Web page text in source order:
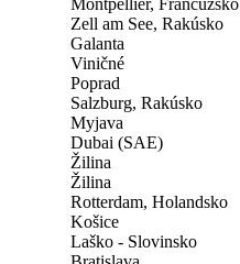
Zell am See, Rakúsko
Galanta
Viničné
Poprad
Salzburg, Rakúsko
Myjava
Dubai (SAE)
Žilina
Žilina
Rotterdam, Holandsko
Košice
Laško - Slovinsko